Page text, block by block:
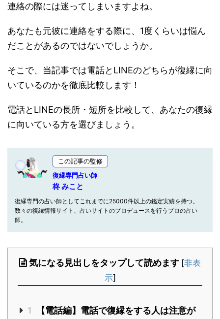
連絡の際には迷ってしまいますよね。
あなたも元彼に連絡をする際に、1度くらいは悩ん
だことがあるのではないでしょうか。
そこで、当記事では電話とLINEのどちらが復縁に向
いているのかを徹底比較します！
電話とLINEの長所・短所を比較して、あなたの復縁
に向いている方を選びましょう。
この記事の監修
復縁専門占い師
柊 みこと
復縁専門の占い師としてこれまでに25000件以上の鑑定実績を持つ。
数々の復縁情報サイト、占いサイトのプロデュースを行うプロの占い
師。
気になる見出しをタップして読めます [非表
示]
1
【電話編】電話で復縁をする人は注意が